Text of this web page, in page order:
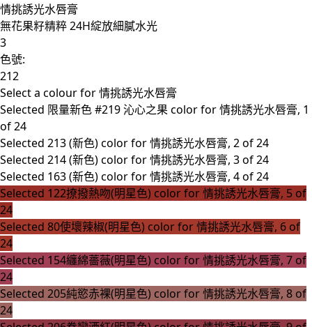
情挑誘光水唇膏
無花果籽精粹 24H綻放細膩水光
3
色號:
212
Select a colourfor 情挑誘光水唇膏
Selected 限量新色 #219 沁心之果 color for 情挑誘光水唇膏, 1
of 24
Selected 213 (新色) color for 情挑誘光水唇膏, 2 of 24
Selected 214 (新色) color for 情挑誘光水唇膏, 3 of 24
Selected 163 (新色) color for 情挑誘光水唇膏, 4 of 24
Selected 122撩撥熱吻(明星色) color for 情挑誘光水唇膏, 5 of
24
Selected 80使壞辣椒(明星色) color for 情挑誘光水唇膏, 6 of
24
Selected 154纏綿薔薇(明星色) color for 情挑誘光水唇膏, 7 of
24
Selected 205純慾赤裸(明星色) color for 情挑誘光水唇膏, 8 of
24